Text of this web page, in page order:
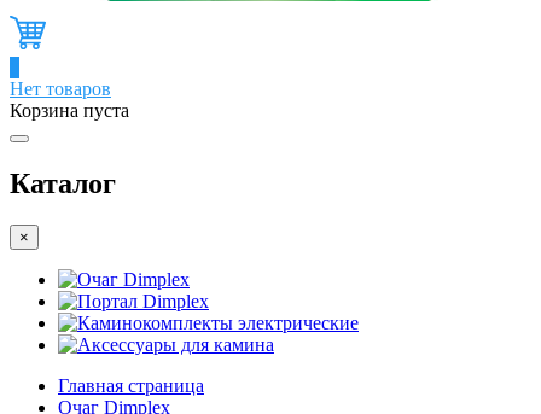
Нет товаров
Корзина пуста
Каталог
×
Очаг Dimplex
Портал Dimplex
Каминокомплекты электрические
Аксессуары для камина
Главная страница
Очаг Dimplex